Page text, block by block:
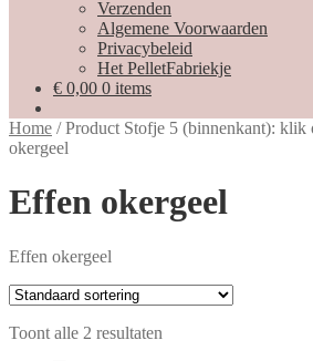
Verzenden
Algemene Voorwaarden
Privacybeleid
Het PelletFabriekje
€ 0,00 0 items
Home /Product Stofje 5 (binnenkant): klik
okergeel
Effen okergeel
Effen okergeel
Toont alle 2 resultaten